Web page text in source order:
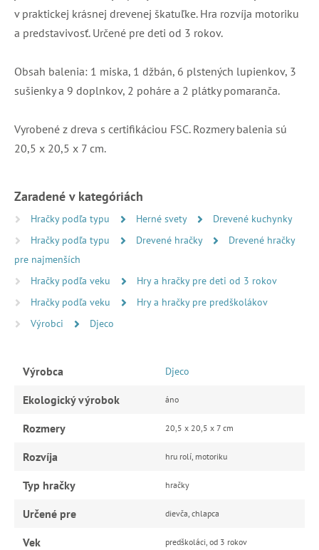
v praktickej krásnej drevenej škatuľke. Hra rozvíja motoriku
a predstavivosť. Určené pre deti od 3 rokov.
Obsah balenia: 1 miska, 1 džbán, 6 plstených lupienkov, 3
sušienky a 9 doplnkov, 2 poháre a 2 plátky pomaranča.
Vyrobené z dreva s certifikáciou FSC. Rozmery balenia sú
20,5 x 20,5 x 7 cm.
Zaradené v kategóriách
Hračky podľa typu Herné svety
Drevené kuchynky
Hračky podľa typu
Drevené hračky
Drevené hračky
pre najmenších
Hračky podľa veku
Hry a hračky pre deti od 3 rokov
Hračky podľa veku
Hry a hračky pre predškolákov
Výrobci
Djeco
Výrobca Djeco
Ekologický výrobok áno
Rozmery 20,5 x 20,5 x 7 cm
Rozvíja hru rolí, motoriku
Typ hračky hračky
Určené pre dievča, chlapca
Vek predškoláci, od 3 rokov